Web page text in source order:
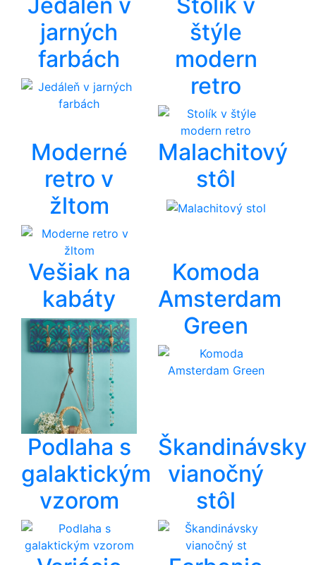
jarných
farbách
štýle
modern
retro
Moderné
retro v
žltom
Malachitový
stôl
Vešiak na
kabáty
Komoda
Amsterdam
Green
Podlaha s
galaktickým
vzorom
Škandinávsky
vianočný
stôl